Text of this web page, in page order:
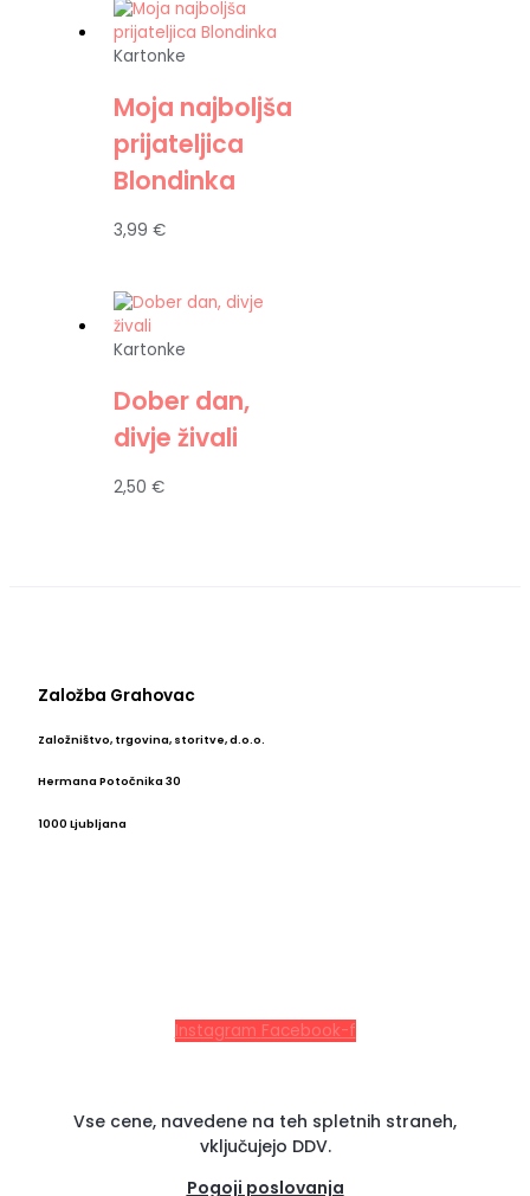
Kartonke
Moja najboljša
prijateljica
Blondinka
3,99€
Kartonke
Dober dan,
divje živali
2,50€
Založba Grahovac
Založništvo, trgovina, storitve, d.o.o.
Hermana Potočnika 30
1000 Ljubljana
Instagram Facebook-f
Vse cene, navedene na teh spletnih straneh,
vključujejo DDV.
Pogoji poslovanja